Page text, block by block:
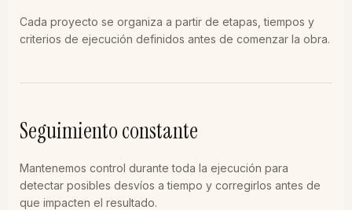
Cada proyecto se organiza a partir de etapas, tiempos y
criterios de ejecución definidos antes de comenzar la obra.
Seguimiento constante
Mantenemos control durante toda la ejecución para
detectar posibles desvíos a tiempo y corregirlos antes de
que impacten el resultado.